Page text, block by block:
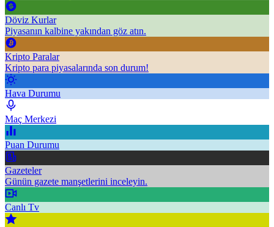
Döviz Kurlar
Piyasanın kalbine yakından göz atın.
Kripto Paralar
Kripto para piyasalarında son durum!
Hava Durumu
Maç Merkezi
Puan Durumu
Gazeteler
Günün gazete manşetlerini inceleyin.
Canlı Tv